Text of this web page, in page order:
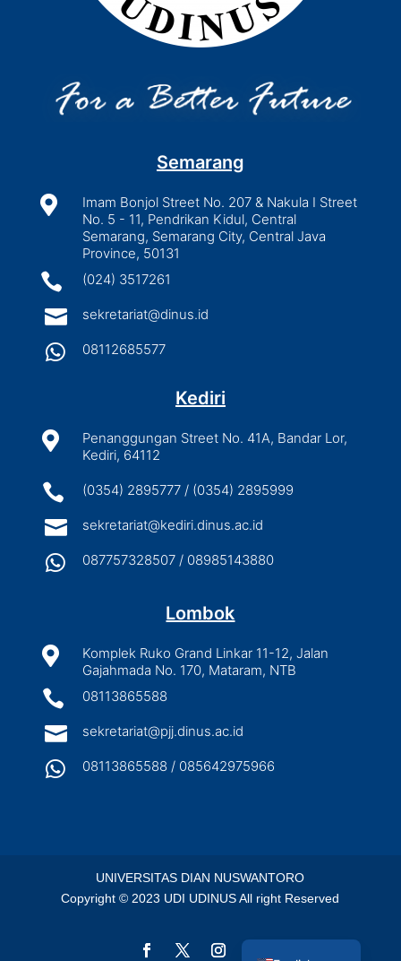
Semarang

Imam Bonjol Street No. 207 & Nakula I Street
No. 5 - 11, Pendrikan Kidul, Central
Semarang, Semarang City, Central Java
Province, 50131
 (024) 3517261
 sekretariat@dinus.id
 08112685577
Kediri

Penanggungan Street No. 41A, Bandar Lor,
Kediri, 64112
 (0354) 2895777 / (0354) 2895999
 sekretariat@kediri.dinus.ac.id
 087757328507 / 08985143880
Lombok

Komplek Ruko Grand Linkar 11-12, Jalan
Gajahmada No. 170, Mataram, NTB
 08113865588
 sekretariat@pjj.dinus.ac.id
 08113865588 / 085642975966
UNIVERSITAS DIAN NUSWANTORO
Copyright © 2023 UDI UDINUS All right Reserved